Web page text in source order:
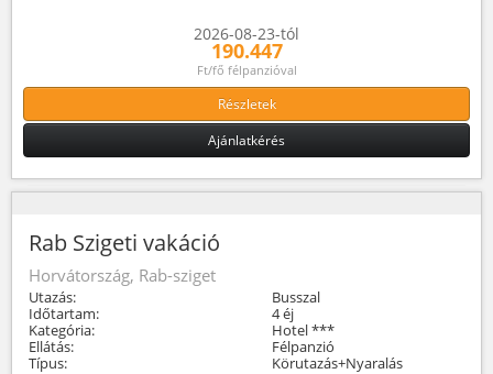
2026-08-23-tól
190.447
Ft/fő félpanzióval
Részletek
Ajánlatkérés
Rab Szigeti vakáció
Horvátország, Rab-sziget
Utazás:
Busszal
Időtartam:
4 éj
Kategória:
Hotel ***
Ellátás:
Félpanzió
Típus:
Körutazás+Nyaralás